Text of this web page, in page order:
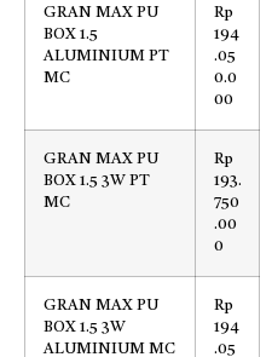
GRAN MAX PU
BOX 1.5
ALUMINIUM PT
MC
Rp
194
.05
0.0
00
GRAN MAX PU
BOX 1.5 3W PT
MC
Rp
193.
750
.00
0
GRAN MAX PU
BOX 1.5 3W
ALUMINIUM MC
Rp
194
.05